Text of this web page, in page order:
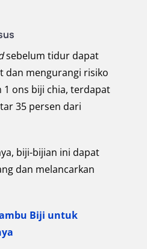
sebelum tidur dapat
dan mengurangi risiko
1 ons biji chia, terdapat
35 persen dari
biji-bijian ini dapat
dan melancarkan
Biji untuk